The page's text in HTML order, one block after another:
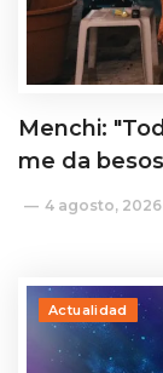
Menchi:
me da
4 agosto, 2026
Actualidad